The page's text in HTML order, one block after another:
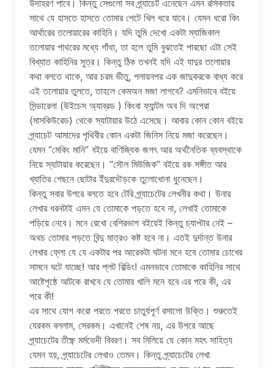
উদাহরণ পাবে। কিন্তু সেগুলো সব প্র্যাচেট এনেছেন এমন রসিকতার
সাথে যে হাসতে হাসতে তোমার পেটে খিল ধরে যাবে। যেমন ধরো কিং
আর্থারের তলোয়ারের কাহিনি। যদি তুমি দেখো একটা ম্যাজিকাল
তলোয়ার পাথরের মধ্যে গাঁথা, তা হলে তুমি বুঝতেই পারছো এটা সেই
বিখ্যাত কাহিনির সুত্র। কিন্তু ঠিক তখনই যদি এই যাদুর তলোয়ার
কথা বলতে থাকে, আর চরম ভীতু, পলায়নপর এক জাদুকরকে বাধ্য করে
এই তলোয়ার তুলতে, তাহলে কেমঅন মজা লাগবে? এমনিভাবে বইয়ে
সিন্ডারেলা (উইচেস অ্যাব্রড ) কিংবা ফ্যান্টম অব দি অপেরা
(মাসকিউরেড) থেকে স্যাটায়ার উঠে এসেছে। আবার কোন কোন বইয়ে
প্র্যাচেট আমাদের পৃথিবীর কোন একটা জিনিস নিয়ে মজা করেছেন।
যেমন “মেকিং মানি” বইয়ে বাণিজ্যিক জগৎ আর অর্থনৈতিক ব্যবস্থাকে
নিয়ে স্যাটায়ার করেছেন। “সৌল মিউজিক” বইয়ে রক সঙ্গীত আর
খ্যাতির পেছনে ছোটার ইঁদুরদৌড়কে তুলোধোনা ধুনেছেন।
কিন্তু সবার উপরে বলতে হবে টেরি প্র্যাচেটের লেখনীর কথা। উনার
লেখার ধরনটাই এমন যে তোমাকে পড়তে হবে না, লেখাই তোমাকে
পড়িয়ে নেবে। মনে রেখো বেশিরভাগ বইয়েই কিন্তু চ্যাপ্টার নেই –
অথচ তোমার পড়তে বিন্দু মাত্রও কষ্ট হবে না। এতই দুর্দান্ত উনার
লেখার ফ্লো যে যে একটার পর আরেকটা ঘটনা মনে হবে তোমার চোখের
সামনে ঘটে যাচ্ছে! আর প্লট বিল্ডিং! এমনভাবে তোমাকে কাহিনির সাথে
আষ্টেপৃষ্ঠে আটকে রাখবে যে তোমার খালি মনে হবে এর পরে কী, এর
পরে কী!
এর সাথে যোগ করো পরতে পরতে চাতুর্যপূর্ণ রসালো উক্তি। শুরুতেই
যেরকম বললাম, সেরকম। এখানেই শেষ নয়, এর উপরে আছে
প্র্যাচেটের তীক্ষ্ণ মর্মভেদী বিবরণ। সব মিলিয়ে যে কোন মহৎ সাহিত্য
যেমন হয়, প্র্যাচেটের লেখাও তেমন। কিন্তু প্র্যাচেটের লেখা